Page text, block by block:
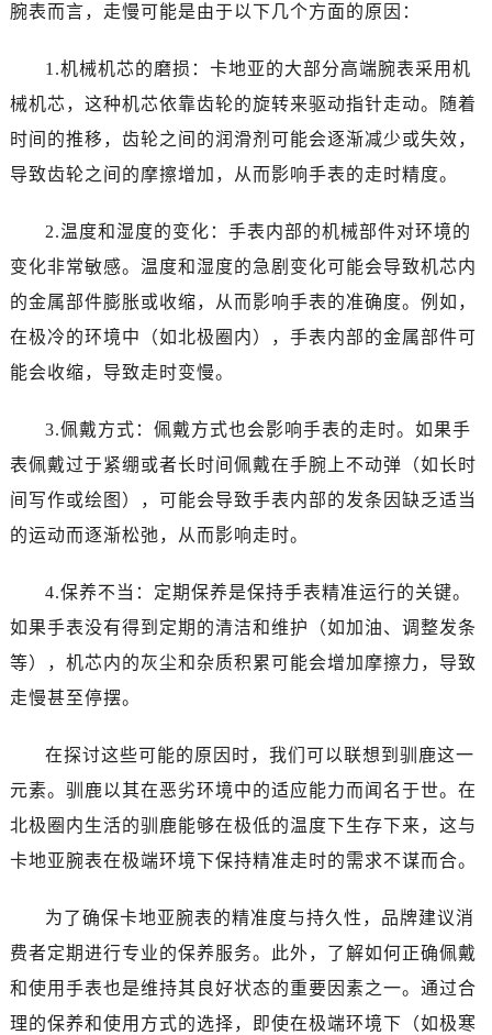
腕表而言，走慢可能是由于以下几个方面的原因：
1.机械机芯的磨损：卡地亚的大部分高端腕表采用机
械机芯，这种机芯依靠齿轮的旋转来驱动指针走动。随着
时间的推移，齿轮之间的润滑剂可能会逐渐减少或失效，
导致齿轮之间的摩擦增加，从而影响手表的走时精度。
2.温度和湿度的变化：手表内部的机械部件对环境的
变化非常敏感。温度和湿度的急剧变化可能会导致机芯内
的金属部件膨胀或收缩，从而影响手表的准确度。例如，
在极冷的环境中（如北极圈内），手表内部的金属部件可
能会收缩，导致走时变慢。
3.佩戴方式：佩戴方式也会影响手表的走时。如果手
表佩戴过于紧绷或者长时间佩戴在手腕上不动弹（如长时
间写作或绘图），可能会导致手表内部的发条因缺乏适当
的运动而逐渐松弛，从而影响走时。
4.保养不当：定期保养是保持手表精准运行的关键。
如果手表没有得到定期的清洁和维护（如加油、调整发条
等），机芯内的灰尘和杂质积累可能会增加摩擦力，导致
走慢甚至停摆。
在探讨这些可能的原因时，我们可以联想到驯鹿这一
元素。驯鹿以其在恶劣环境中的适应能力而闻名于世。在
北极圈内生活的驯鹿能够在极低的温度下生存下来，这与
卡地亚腕表在极端环境下保持精准走时的需求不谋而合。
为了确保卡地亚腕表的精准度与持久性，品牌建议消
费者定期进行专业的保养服务。此外，了解如何正确佩戴
和使用手表也是维持其良好状态的重要因素之一。通过合
理的保养和使用方式的选择，即使在极端环境下（如极寒